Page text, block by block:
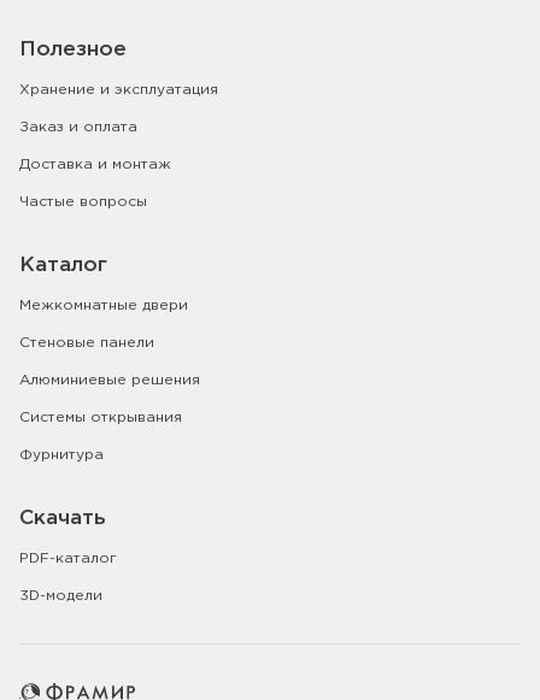
Полезное
Хранение и эксплуатация
Заказ и оплата
Доставка и монтаж
Частые вопросы
Каталог
Межкомнатные двери
Стеновые панели
Алюминиевые решения
Системы открывания
Фурнитура
Скачать
PDF-каталог
3D-модели